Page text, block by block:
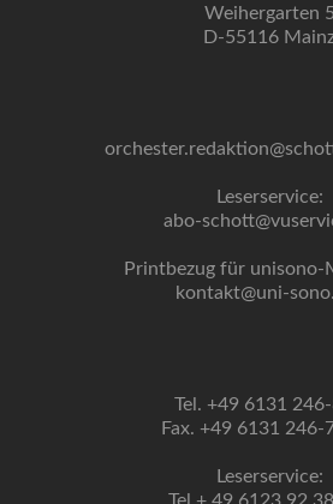
Weihergarten 5
D-55116
Leserservice:
abo-
Printbezug für unisono-
kontakt@uni-
Tel. +49 6131
Fax. +49 6131 246-
Leserservice: